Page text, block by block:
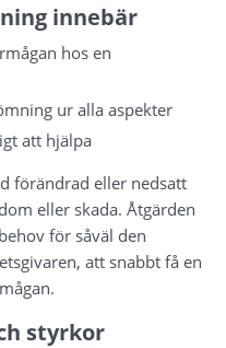
innebär
hos en
ur alla aspekter
att hjälpa
förändrad eller nedsatt
eller skada. Åtgärden
för såväl den
att snabbt få en
styrkor